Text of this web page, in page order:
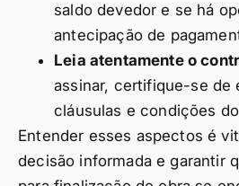
saldo devedor e se há
antecipação de
Leia atentamente o
assinar, certifique-se de
cláusulas e condições
Entender esses aspectos é
decisão informada e garantir